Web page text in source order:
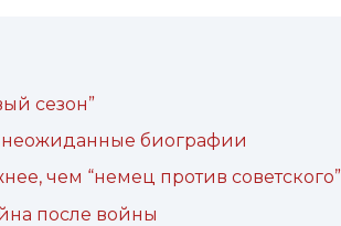
сезон”
неожиданные биографии
чем “немец против советского”
после войны